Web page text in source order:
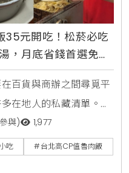
35元開吃！松菸必吃
，月底省錢首選免兩
百貨與商辦之間尋覓平
在地人的私藏清單。對
翔渝表示，在地美食的
味，這類具備高CP值且
資族的救星，更是數位
與) 1,977
吃 #台北高CP值魯肉飯